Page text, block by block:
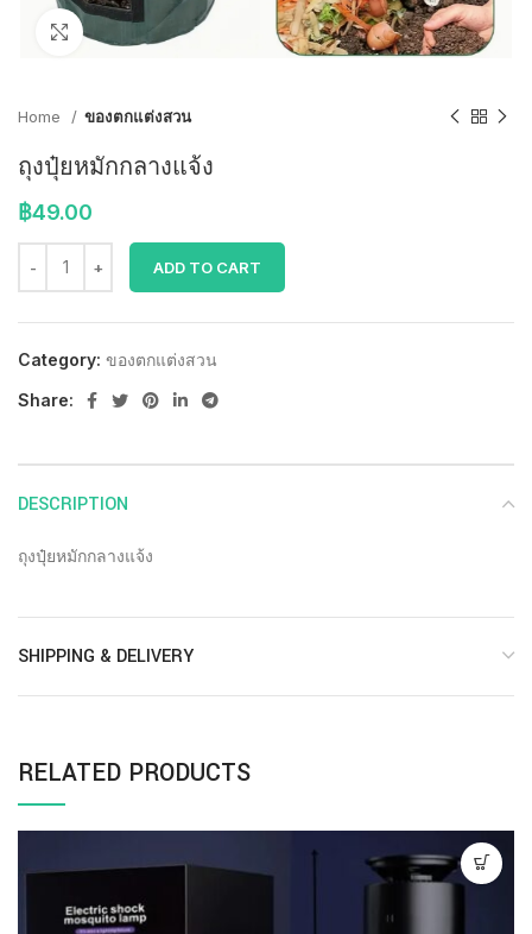
Click to enlarge
Home ของตกแต่งสวน
ถุงปุ๋ยหมักกลางแจ้ง
฿49.00
ADD TO CART
Category: ของตกแต่งสวน
Share:
DESCRIPTION
ถุงปุ๋ยหมักกลางแจ้ง
SHIPPING & DELIVERY
RELATED PRODUCTS